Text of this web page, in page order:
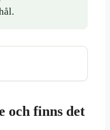
och finns det